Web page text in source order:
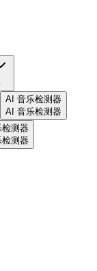
AI 音乐检测器
AI 音乐检测器
测器
测器